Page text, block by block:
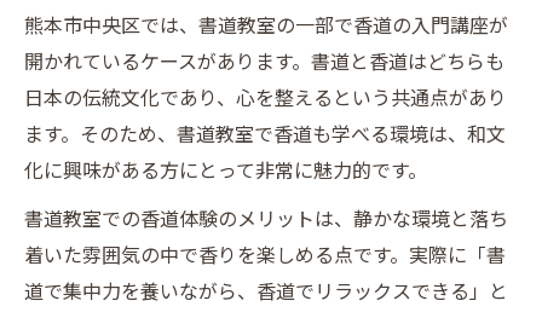
熊本市中央区では、書道教室の一部で香道の入門講座が
開かれているケースがあります。書道と香道はどちらも
日本の伝統文化であり、心を整えるという共通点があり
ます。そのため、書道教室で香道も学べる環境は、和文
化に興味がある方にとって非常に魅力的です。
書道教室での香道体験のメリットは、静かな環境と落ち
着いた雰囲気の中で香りを楽しめる点です。実際に「書
道で集中力を養いながら、香道でリラックスできる」と